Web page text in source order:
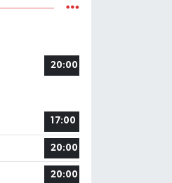
20:00
17:00
20:00
20:00